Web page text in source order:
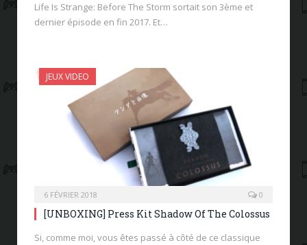
Life Is Strange: Before The Storm sortait son 3ème et
dernier épisode en fin 2017. Et…
JEUX VIDEO
6 FÉVRIER 2018 0
[UNBOXING] Press Kit Shadow Of The Colossus
Si, comme moi, vous êtes passé à côté de ce classique